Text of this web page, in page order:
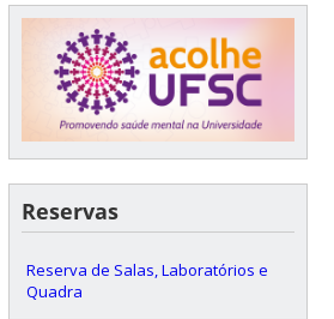
Reservas
Reserva de Salas, Laboratórios e
Quadra